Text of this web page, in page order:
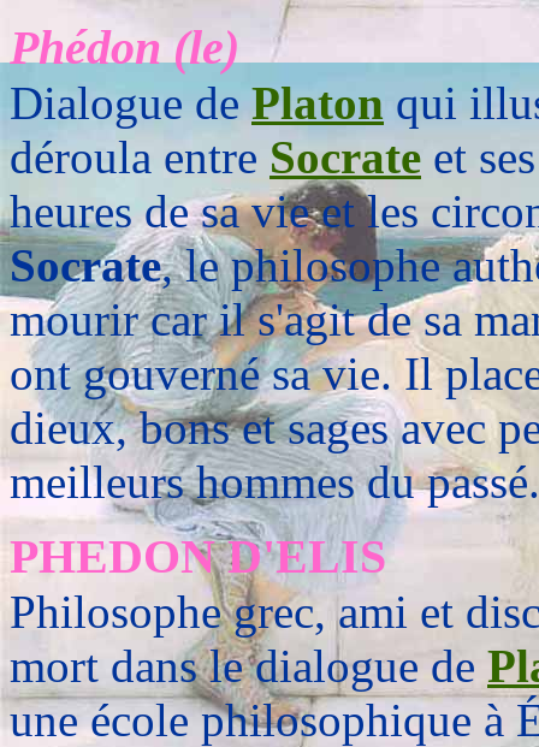
Phédon (le)
Dialogue dePlaton qui
déroula entre Socrate et
heures de sa vie et les
Socrate, le philosophe
mourir car il s'agit de sa
ont gouverné sa vie. Il
dieux, bons et sages avec
meilleurs hommes du passé.
PHEDON D'ELIS
Philosophe grec, ami et
mort dans le dialogue de
une école philosophique à